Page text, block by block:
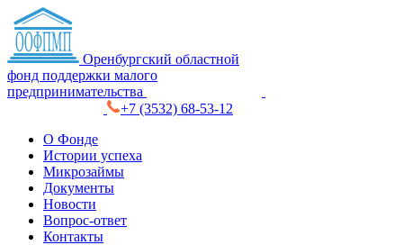
Оренбургский областной
фонд поддержки малого
предпринимательства
+7 (3532) 68-53-12
О Фонде
Истории успеха
Микрозаймы
Документы
Новости
Вопрос-ответ
Контакты